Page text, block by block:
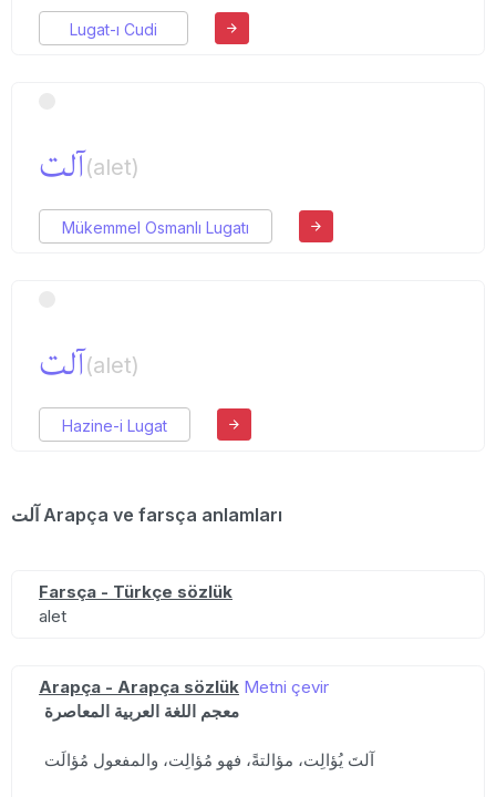
Lugat-ı Cudi
آلت(alet)
Mükemmel Osmanlı Lugatı
آلت(alet)
Hazine-i Lugat
آلت Arapça ve farsça anlamları
Farsça - Türkçe sözlük
alet
Arapça - Arapça sözlük Metni çevir
معجم اللغة العربية المعاصرة
آلتَ يُؤالِت، مؤالتةً، فهو مُؤالِت، والمفعول مُؤالَت